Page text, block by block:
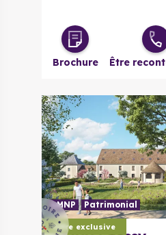
Brochure Être
Offre exclusive
LMNP Patrimonial